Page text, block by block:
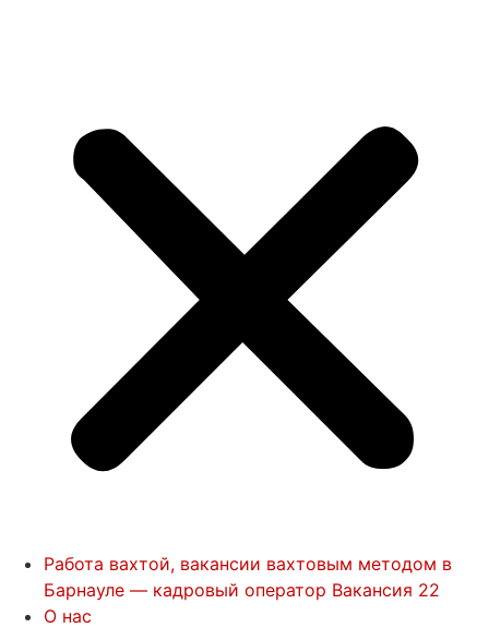
Работа вахтой, вакансии вахтовым методом в
Барнауле — кадровый оператор Вакансия 22
О нас